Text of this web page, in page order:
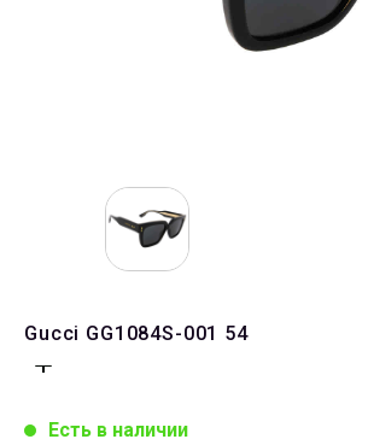
Gucci GG1084S-001 54
Есть в наличии